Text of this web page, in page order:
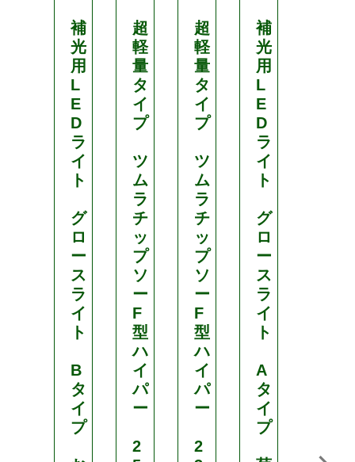
補
光
用
L
E
D
ラ
イ
ト
グ
ロ
ー
ス
ラ
イ
ト
B
タ
イ
プ
超
軽
量
タ
イ
プ
ツ
ム
ラ
チ
ッ
プ
ソ
ー
F
型
ハ
イ
パ
ー
2
超
軽
量
タ
イ
プ
ツ
ム
ラ
チ
ッ
プ
ソ
ー
F
型
ハ
イ
パ
ー
2
補
光
用
L
E
D
ラ
イ
ト
グ
ロ
ー
ス
ラ
イ
ト
A
タ
イ
プ